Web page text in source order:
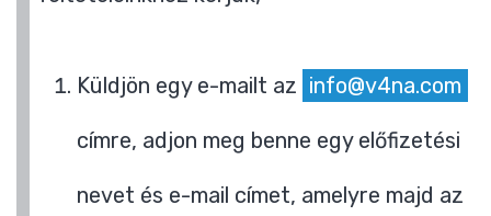
Küldjön egy e-mailt az info@v4na.com
címre, adjon meg benne egy előfizetési
nevet és e-mail címet, amelyre majd az